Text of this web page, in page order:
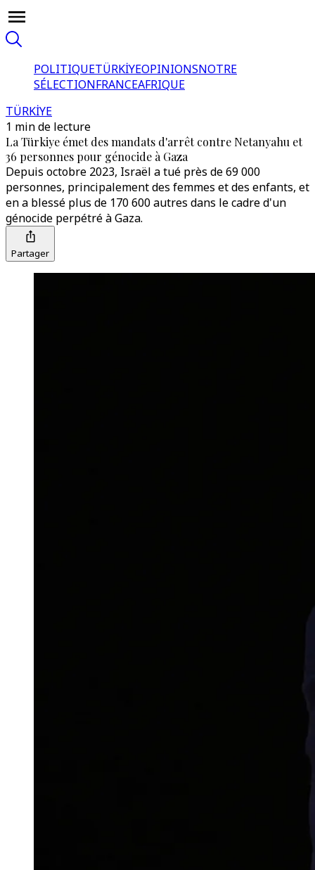
POLITIQUETÜRKİYEOPINIONSNOTRE
SÉLECTIONFRANCEAFRIQUE
TÜRKİYE
1 min de lecture
La Türkiye émet des mandats d'arrêt contre Netanyahu et
36 personnes pour génocide à Gaza
Depuis octobre 2023, Israël a tué près de 69 000
personnes, principalement des femmes et des enfants, et
en a blessé plus de 170 600 autres dans le cadre d'un
génocide perpétré à Gaza.
Partager